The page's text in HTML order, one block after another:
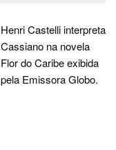
Henri Castelli interpreta
Cassiano na novela
Flor do Caribe exibida
pela Emissora Globo.